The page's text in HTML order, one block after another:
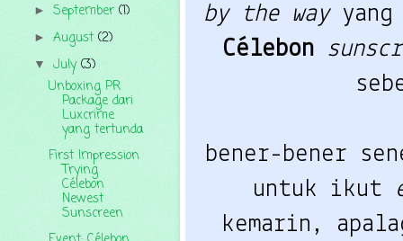
by the way yang
Célebon
bener-bener
untuk ikut
kemarin,
► September (1)
► August (2)
▼ July(3)
Unboxing PR
Package dari
Luxcrime
yang tertunda
First Impression
Trying
Célebon
Newest
Sunscreen